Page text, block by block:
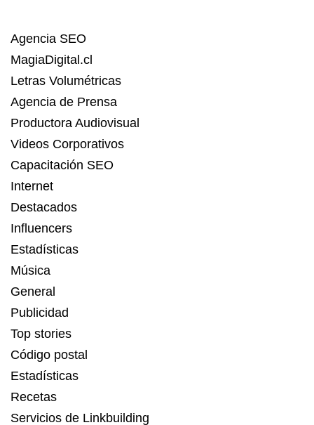
Agencia SEO
MagiaDigital.cl
Letras Volumétricas
Agencia de Prensa
Productora Audiovisual
Videos Corporativos
Capacitación SEO
Internet
Destacados
Influencers
Estadísticas
Música
General
Publicidad
Top stories
Código postal
Estadísticas
Recetas
Servicios de Linkbuilding